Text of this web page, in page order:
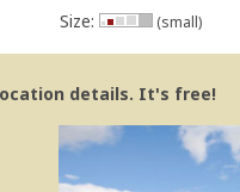
Size: (small)
details. It's free!